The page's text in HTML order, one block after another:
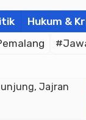
Hukum &
Jajran